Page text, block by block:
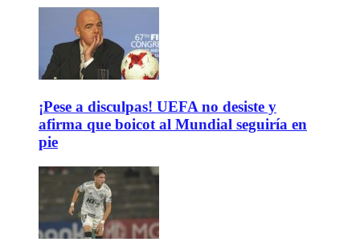
¡Pese a disculpas! UEFA no desiste y
afirma que boicot al Mundial seguiría en
pie